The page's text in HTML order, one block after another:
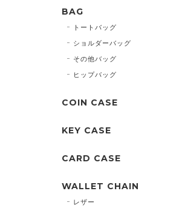
BAG
トートバッグ
ショルダーバッグ
その他バッグ
ヒップバッグ
COIN CASE
KEY CASE
CARD CASE
WALLET CHAIN
レザー